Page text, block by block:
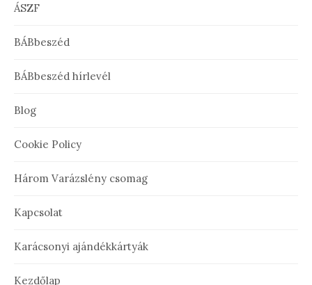
ÁSZF
BÁBbeszéd
BÁBbeszéd hírlevél
Blog
Cookie Policy
Három Varázslény csomag
Kapcsolat
Karácsonyi ajándékkártyák
Kezdőlap